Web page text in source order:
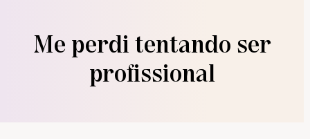
Me perdi tentando ser
profissional